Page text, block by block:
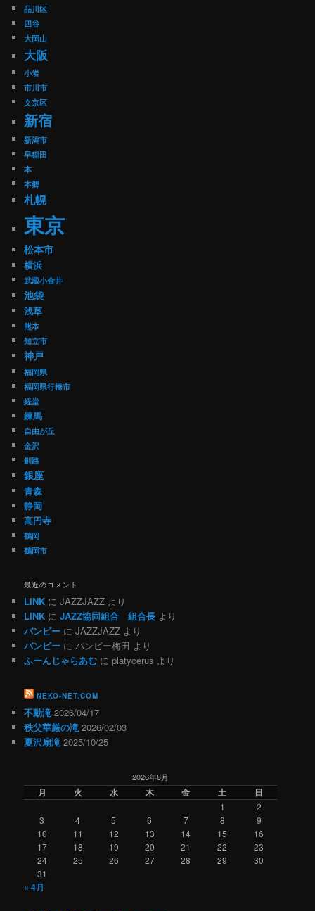
品川区
四谷
大岡山
大阪
小岩
市川市
文京区
新宿
新潟市
早稲田
本
本郷
札幌
東京
松本市
横浜
武蔵小金井
池袋
浅草
熊本
知立市
神戸
福岡県
福岡県行橋市
経堂
練馬
自由が丘
金沢
釧路
銀座
青森
静岡
高円寺
鶴岡
鶴岡市
最近のコメント
LINK にJAZZJAZZ より
LINK にJAZZ協同組合 組合長 より
バンビー にJAZZJAZZ より
バンビー にバンビー梅田 より
ふーんじゃらあむ にplatycerus より
NEKO-NET.COM
不動滝 2026/04/17
秩父華厳の滝 2026/02/03
夏沢扇滝 2025/10/25
2026年8月
月 火 水 木 金 土 日
1
2
3
4 5 6 7 8
9
10
11 12 13 14 15
16
17
18 19 20 21 22
23
24
25 26 27 28 29
30
31
« 4月